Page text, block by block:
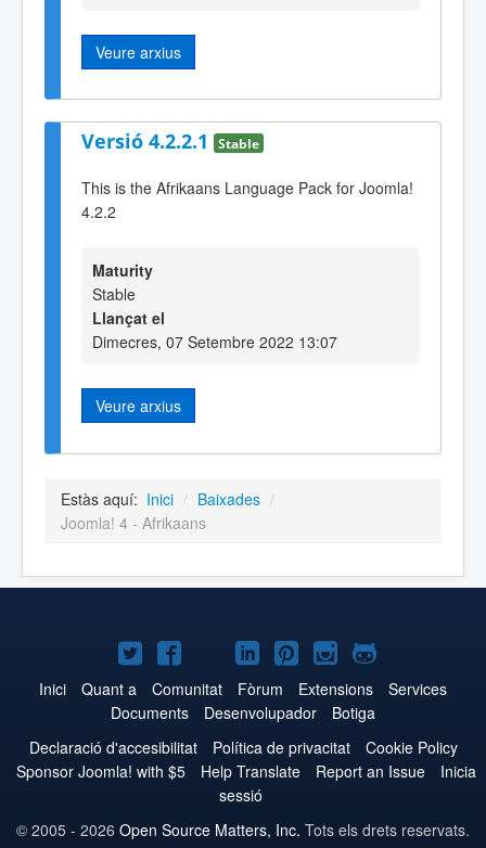
Veure arxius
Versió 4.2.2.1 Stable
This is the Afrikaans Language Pack for Joomla!
4.2.2
Maturity
Stable
Llançat el
Dimecres, 07 Setembre 2022 13:07
Veure arxius
Estàs aquí: Inici / Baixades /
Joomla! 4 - Afrikaans
Joomla!
a
Twitter
Joomla!
a
Facebook
Joomla!
a
YouTube
Joomla!
a
LinkedIn
Joomla!
a
Pinterest
Joomla!
a
Instagram
Joomla!
a
GitHub
Inici Quant a Comunitat Fòrum Extensions
Services
Documents
Desenvolupador
Botiga
Declaració d'accesibilitat
Política de privacitat
Cookie Policy
Sponsor Joomla! with $5
Help Translate Report an Issue
Inicia
sessió
© 2005 - 2026 Open Source Matters, Inc. Tots els drets reservats.